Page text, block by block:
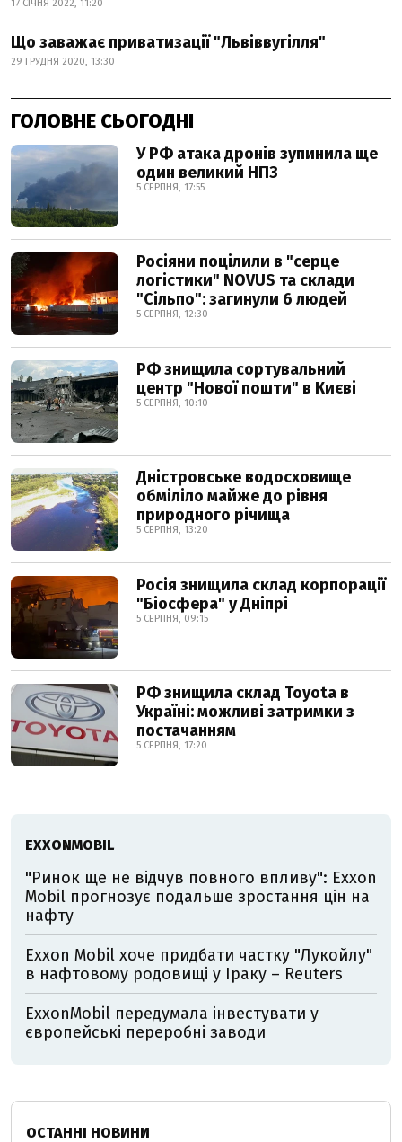
17 СІЧНЯ 2022, 11:20
Що заважає приватизації "Львіввугілля"
29 ГРУДНЯ 2020, 13:30
ГОЛОВНЕ СЬОГОДНІ
У РФ атака дронів зупинила ще
один великий НПЗ
5 СЕРПНЯ, 17:55
Росіяни поцілили в "серце
логістики" NOVUS та склади
"Сільпо": загинули 6 людей
5 СЕРПНЯ, 12:30
РФ знищила сортувальний
центр "Нової пошти" в Києві
5 СЕРПНЯ, 10:10
Дністровське водосховище
обміліло майже до рівня
природного річища
5 СЕРПНЯ, 13:20
Росія знищила склад корпорації
"Біосфера" у Дніпрі
5 СЕРПНЯ, 09:15
РФ знищила склад Toyota в
Україні: можливі затримки з
постачанням
5 СЕРПНЯ, 17:20
EXXONMOBIL
"Ринок ще не відчув повного впливу": Exxon
Mobil прогнозує подальше зростання цін на
нафту
Exxon Mobil хоче придбати частку "Лукойлу"
в нафтовому родовищі у Іраку – Reuters
ExxonMobil передумала інвестувати у
європейські переробні заводи
ОСТАННІ НОВИНИ